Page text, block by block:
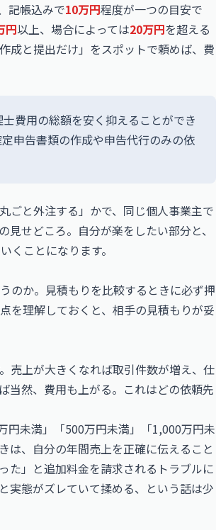
記帳込みで10万円程度が一つの目安で
円以上、場合によっては20万円を超える
成と提出だけ」をスポットで頼めば、費
費用の総額を安く抑えることができ
申告書類の作成や申告代行のみの依
ごと外注する」かで、同じ個人事業主で
せどころ。自分が楽をしたい部分と、
くことになります。
のか。見積もりを比較するときに必ず押
を理解しておくと、相手の見積もりが妥
売上が大きくなれば取引件数が増え、仕
当然、費用も上がる。これはどの依頼先
円未満」「500万円未満」「1,000万円未
は、自分の年間売上を正確に伝えること
た」と追加料金を請求されるトラブルに
実態がズレていて揉める、という話は少